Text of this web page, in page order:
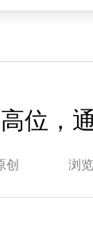
位，
创 浏